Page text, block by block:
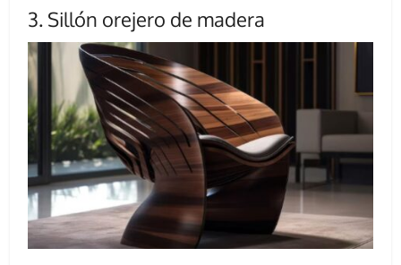
3. Sillón orejero de madera